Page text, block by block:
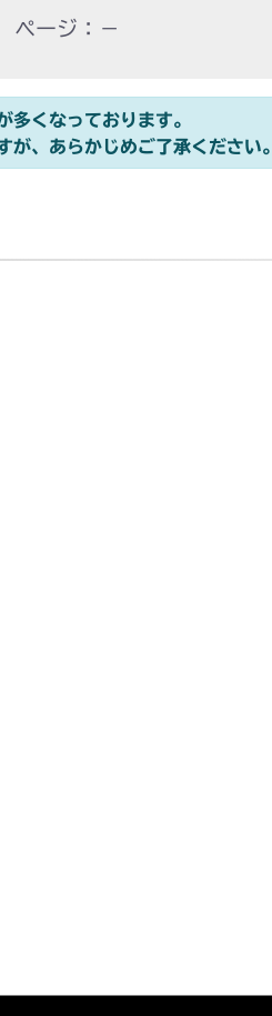
ページ：－
多くなっております。
、あらかじめご了承ください。